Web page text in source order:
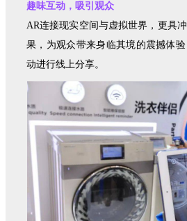
趣味互动，吸引观众
AR连接现实空间与虚拟世界，更具
果，为观众带来身临其境的震撼体
动进行线上分享。